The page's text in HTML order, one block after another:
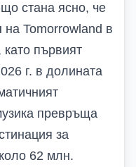
стана ясно, че
Tomorrowland в
първият
г. в долината
превръща
за
62 млн.